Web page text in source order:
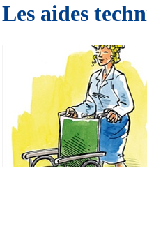
Les aides